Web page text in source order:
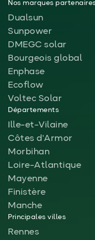
Nos marques
Dualsun
Sunpower
DMEGC solar
Bourgeois global
Enphase
Ecoflow
Voltec Solar
Départements
Ille-et-Vilaine
Côtes d'Armor
Morbihan
Loire-Atlantique
Mayenne
Finistère
Manche
Principales villes
Rennes